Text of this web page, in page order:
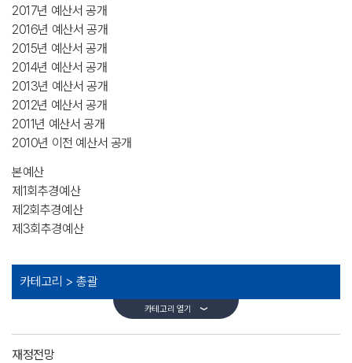
2017년 예산서 공개
2016년 예산서 공개
2015년 예산서 공개
2014년 예산서 공개
2013년 예산서 공개
2012년 예산서 공개
2011년 예산서 공개
2010년 이전 예산서 공개
본예산
제1회추경예산
제2회추경예산
제3회추경예산
카테고리 >총괄
카테고리 열기
재정전망